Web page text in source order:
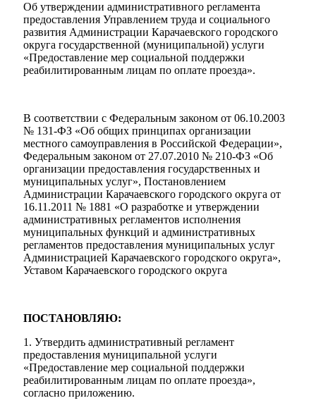
Об утверждении административного регламента
предоставления Управлением труда и социального
развития Администрации Карачаевского городского
округа государственной (муниципальной) услуги
«Предоставление мер социальной поддержки
реабилитированным лицам по оплате проезда».
В соответствии с Федеральным законом от 06.10.2003
№ 131-ФЗ «Об общих принципах организации
местного самоуправления в Российской Федерации»,
Федеральным законом от 27.07.2010 № 210-ФЗ «Об
организации предоставления государственных и
муниципальных услуг», Постановлением
Администрации Карачаевского городского округа от
16.11.2011 № 1881 «О разработке и утверждении
административных регламентов исполнения
муниципальных функций и административных
регламентов предоставления муниципальных услуг
Администрацией Карачаевского городского округа»,
Уставом Карачаевского городского округа
ПОСТАНОВЛЯЮ:
1. Утвердить административный регламент
предоставления муниципальной услуги
«Предоставление мер социальной поддержки
реабилитированным лицам по оплате проезда»,
согласно приложению.